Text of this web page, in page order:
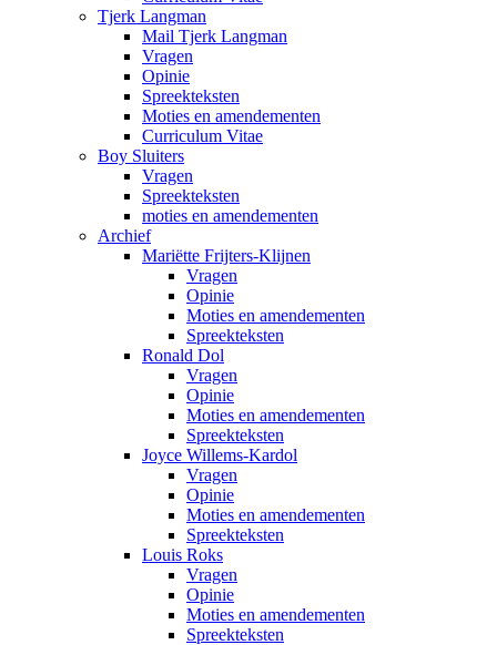
Tjerk Langman
Mail Tjerk Langman
Vragen
Opinie
Spreekteksten
Moties en amendementen
Curriculum Vitae
Boy Sluiters
Vragen
Spreekteksten
moties en amendementen
Archief
Mariëtte Frijters-Klijnen
Vragen
Opinie
Moties en amendementen
Spreekteksten
Ronald Dol
Vragen
Opinie
Moties en amendementen
Spreekteksten
Joyce Willems-Kardol
Vragen
Opinie
Moties en amendementen
Spreekteksten
Louis Roks
Vragen
Opinie
Moties en amendementen
Spreekteksten